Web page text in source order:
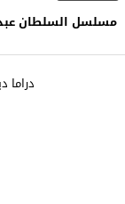
مسلسل السلطان عبد
دراما